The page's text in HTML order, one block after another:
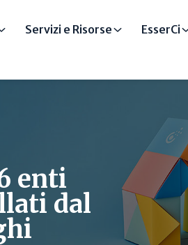
Servizi e Risorse EsserCi
enti
dal